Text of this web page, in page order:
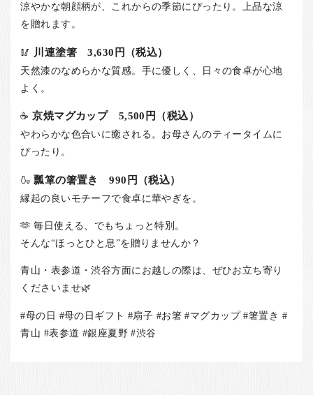
涼やかな朝顔柄が、これからの季節にぴったり。上品な涼
を贈れます。
🥢
川連塗箸 3,630円（税込）
天然漆のなめらかな質感。手に優しく、日々の食卓が心地
よく。
☕京焼マグカップ 5,500円（税込）
やわらかな色合いに癒される。お母さんのティータイムに
ぴったり。
🍶瓢箪の箸置き 990円（税込）
縁起の良いモチーフで食卓に華やぎを。
🫶 毎日使える、でもちょっと特別。
そんな“ほっとひと息”を贈りませんか？
青山・表参道・渋谷方面にお越しの際は、ぜひお立ち寄り
くださいませ🌿
#母の日 #母の日ギフト #扇子 #お箸 #マグカップ #箸置き #
青山 #表参道 #銀座夏野 #渋谷